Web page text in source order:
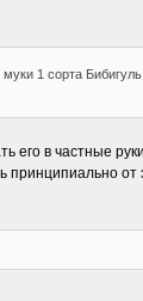
муки 1 сорта
его в частные
от